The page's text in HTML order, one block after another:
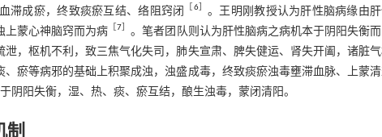
滞成瘀，终致痰瘀互结、络阻窍闭
［6］ 。王明刚教授认为肝性脑病缘由
上蒙心神脑窍而为病 ［7］ 。笔者团队则认为肝性脑病之病机本于阴阳失衡
，枢机不利，致三焦气化失司，肺失宣肃、脾失健运、肾失开阖，诸脏
瘀等病邪的基础上积聚成浊，浊盛成毒，终致痰瘀浊毒壅滞血脉、上蒙清
阴阳失衡，湿、热、痰、瘀互结，酿生浊毒，蒙闭清阳。
制